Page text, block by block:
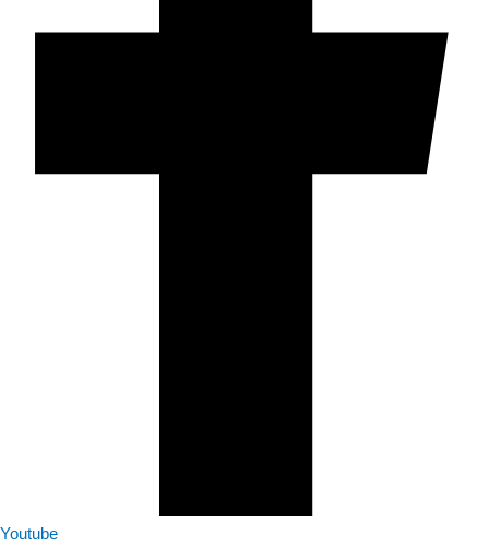
Youtube